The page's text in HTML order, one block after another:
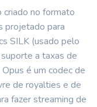
criado no formato
projetado para
SILK (usado pelo
a taxas de
é um codec de
de royalties e de
fazer streaming de